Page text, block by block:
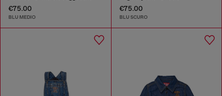
€75.00
BLU MEDIO
€75.00
BLU SCURO